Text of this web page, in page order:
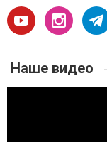
Наше видео